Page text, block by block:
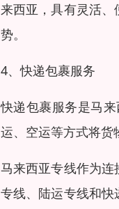
来西亚，具有灵活
势。
4、快递包裹服务
快递包裹服务是马
运、空运等方式将货
马来西亚专线作为
专线、陆运专线和